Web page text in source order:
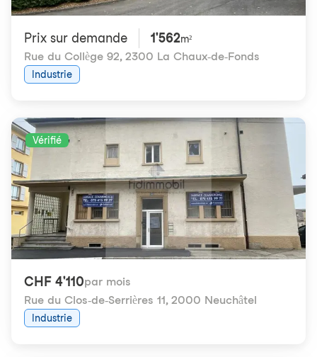
Prix ​​sur demande 1'562m²
Rue du Collège 92, 2300 La Chaux-de-Fonds
Industrie
Vérifié
CHF 4'110par mois
Rue du Clos-de-Serrières 11, 2000 Neuchâtel
Industrie